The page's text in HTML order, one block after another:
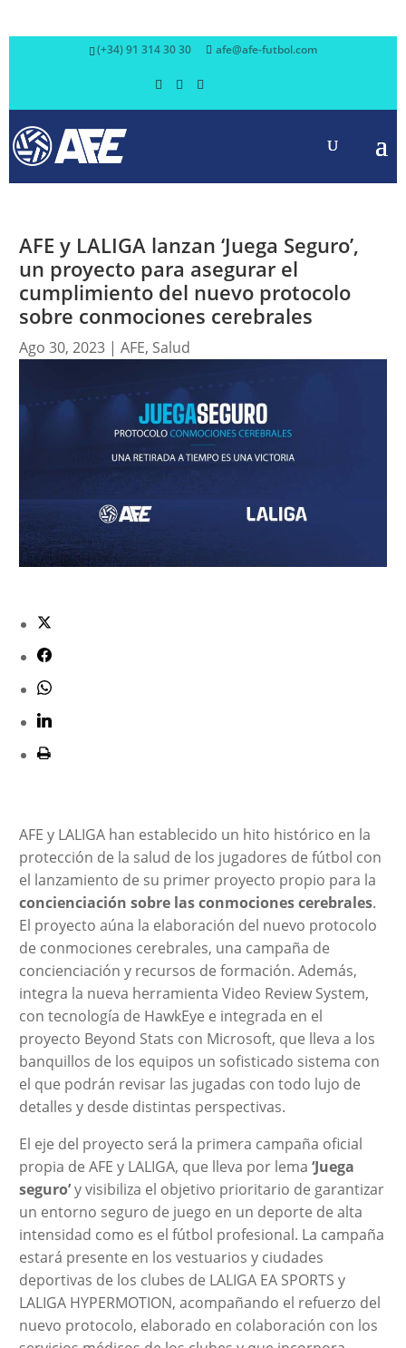
(+34) 91 314 30 30 afe@afe-futbol.com
AFE y LALIGA lanzan ‘Juega Seguro’,
un proyecto para asegurar el
cumplimiento del nuevo protocolo
sobre conmociones cerebrales
Ago 30, 2023| AFE, Salud
AFE y LALIGA han establecido un hito histórico en la
protección de la salud de los jugadores de fútbol con
el lanzamiento de su primer proyecto propio para la
concienciación sobre las conmociones cerebrales.
El proyecto aúna la elaboración del nuevo protocolo
de conmociones cerebrales, una campaña de
concienciación y recursos de formación. Además,
integra la nueva herramienta Video Review System,
con tecnología de HawkEye e integrada en el
proyecto Beyond Stats con Microsoft, que lleva a los
banquillos de los equipos un sofisticado sistema con
el que podrán revisar las jugadas con todo lujo de
detalles y desde distintas perspectivas.
El eje del proyecto será la primera campaña oficial
propia de AFE y LALIGA, que lleva por lema ‘Juega
seguro’y visibiliza el objetivo prioritario de garantizar
un entorno seguro de juego en un deporte de alta
intensidad como es el fútbol profesional. La campaña
estará presente en los vestuarios y ciudades
deportivas de los clubes de LALIGA EA SPORTS y
LALIGA HYPERMOTION, acompañando el refuerzo del
nuevo protocolo, elaborado en colaboración con los